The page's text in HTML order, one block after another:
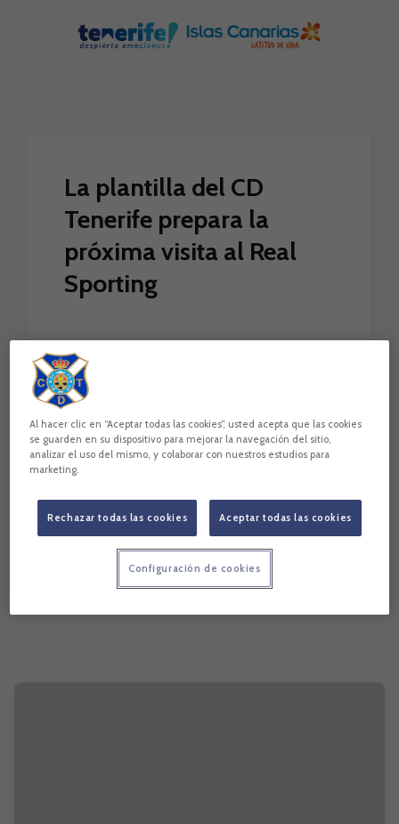
La plantilla del CD
Tenerife prepara la
próxima visita al Real
Sporting
Al hacer clic en “Aceptar todas las cookies”, usted acepta que las cookies
se guarden en su dispositivo para mejorar la navegación del sitio,
analizar el uso del mismo, y colaborar con nuestros estudios para
marketing.
Rechazar todas las cookies Aceptar todas las cookies
Configuración de cookies